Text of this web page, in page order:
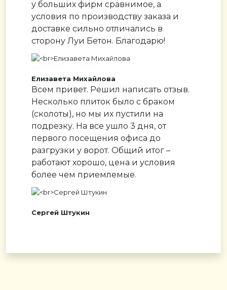
у больших фирм сравнимое, а
условия по производству заказа и
доставке сильно отличались в
сторону Луи Бетон. Благодарю!
Елизавета Михайлова
Всем привет. Решил написать отзыв.
Несколько плиток было с браком
(сколоты), но мы их пустили на
подрезку. На все ушло 3 дня, от
первого посещения офиса до
разгрузки у ворот. Общий итог –
работают хорошо, цена и условия
более чем приемлемые.
Сергей Штукин